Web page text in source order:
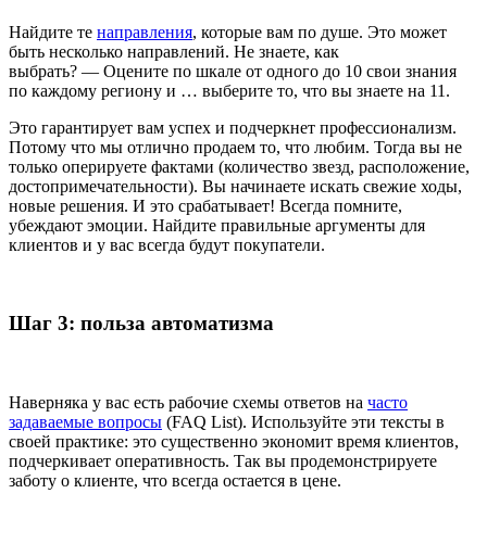
Найдите те направления, которые вам по душе. Это может
быть несколько направлений. Не знаете, как
выбрать? — Оцените по шкале от одного до 10 свои знания
по каждому региону и … выберите то, что вы знаете на 11.
Это гарантирует вам успех и подчеркнет профессионализм.
Потому что мы отлично продаем то, что любим. Тогда вы не
только оперируете фактами (количество звезд, расположение,
достопримечательности). Вы начинаете искать свежие ходы,
новые решения. И это срабатывает! Всегда помните,
убеждают эмоции. Найдите правильные аргументы для
клиентов и у вас всегда будут покупатели.
Шаг 3: польза автоматизма
Наверняка у вас есть рабочие схемы ответов на часто
задаваемые вопросы (FAQ List). Используйте эти тексты в
своей практике: это существенно экономит время клиентов,
подчеркивает оперативность. Так вы продемонстрируете
заботу о клиенте, что всегда остается в цене.